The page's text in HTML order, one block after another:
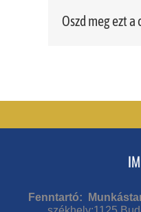
Oszd meg ezt
Fenntartó: